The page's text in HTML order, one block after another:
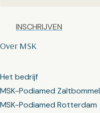
Over MSK
Het bedrijf
MSK-Podiamed Zaltbommel
MSK-Podiamed Rotterdam
Captcha